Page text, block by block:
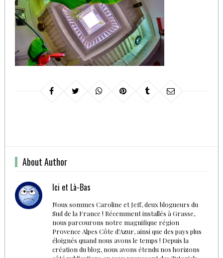
About Author
Ici et Là-Bas
Nous sommes Caroline et Jeff, deux blogueurs du
Sud de la France ! Récemment installés à Grasse,
nous parcourons notre magnifique région
Provence Alpes Côte d'Azur, ainsi que des pays plus
éloignés quand nous avons le temps ! Depuis la
création du blog, nous avons étendu nos horizons